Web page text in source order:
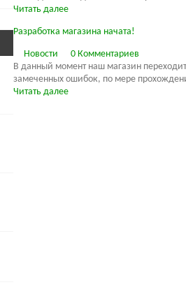
Читать далее
Разработка магазина начата!
Новости
0 Комментариев
В данный момент наш магазин
замеченных ошибок, по мере
Читать далее